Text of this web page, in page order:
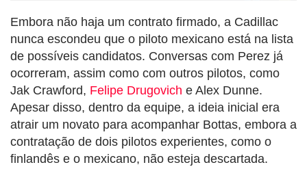
Embora não haja um contrato firmado, a Cadillac
nunca escondeu que o piloto mexicano está na lista
de possíveis candidatos. Conversas com Perez já
ocorreram, assim como com outros pilotos, como
Jak Crawford, Felipe Drugovich e Alex Dunne.
Apesar disso, dentro da equipe, a ideia inicial era
atrair um novato para acompanhar Bottas, embora a
contratação de dois pilotos experientes, como o
finlandês e o mexicano, não esteja descartada.